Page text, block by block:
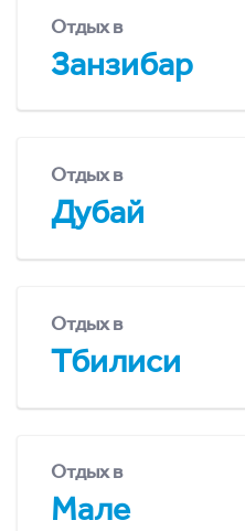
Отдых в
Занзибар
Отдых в
Дубай
Отдых в
Тбилиси
Отдых в
Мале